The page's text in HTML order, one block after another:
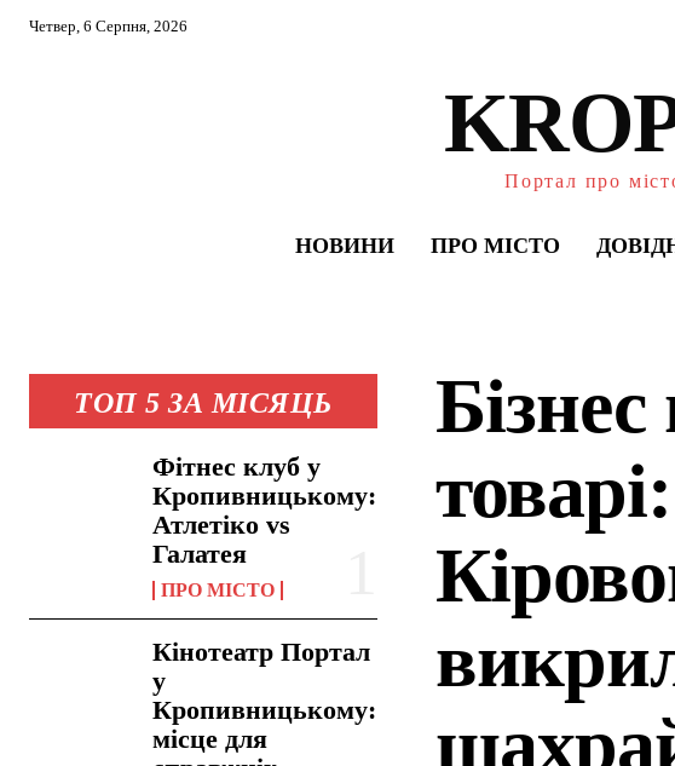
Четвер, 6 Серпня, 2026
Портал про
НОВИНИ ПРО МІСТО
ТОП 5 ЗА МІСЯЦЬ
Фітнес клуб у
Кропивницькому:
Атлетіко vs
Галатея
ПРО МІСТО
Кінотеатр Портал
у
Кропивницькому:
місце для